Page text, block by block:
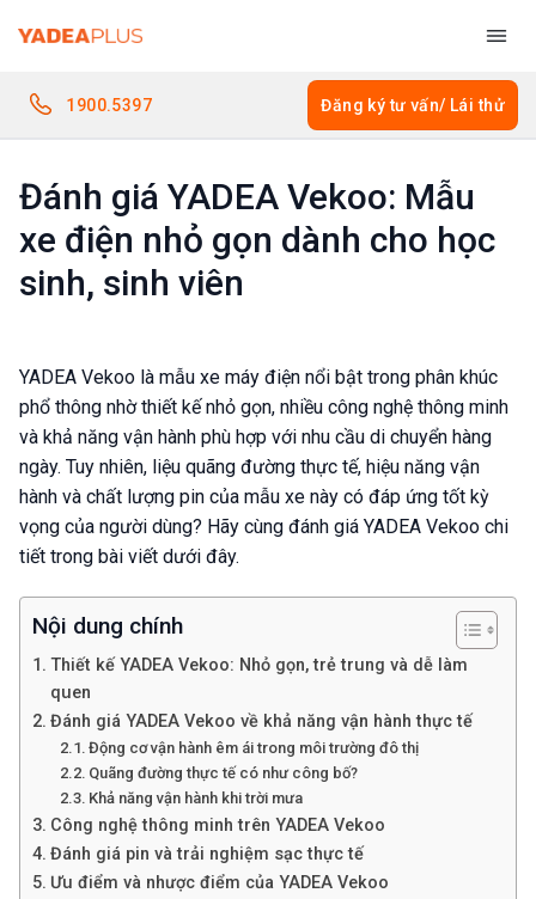
qua
dung
1900.5397 Đăng ký tư vấn/ Lái thử
Đánh giá YADEA Vekoo: Mẫu
xe điện nhỏ gọn dành cho học
sinh, sinh viên
YADEA Vekoo là mẫu xe máy điện nổi bật trong phân khúc
phổ thông nhờ thiết kế nhỏ gọn, nhiều công nghệ thông minh
và khả năng vận hành phù hợp với nhu cầu di chuyển hàng
ngày. Tuy nhiên, liệu quãng đường thực tế, hiệu năng vận
hành và chất lượng pin của mẫu xe này có đáp ứng tốt kỳ
vọng của người dùng? Hãy cùng đánh giá YADEA Vekoo chi
tiết trong bài viết dưới đây.
Nội dung chính
Thiết kế YADEA Vekoo: Nhỏ gọn, trẻ trung và dễ làm
quen
Đánh giá YADEA Vekoo về khả năng vận hành thực tế
Động cơ vận hành êm ái trong môi trường đô thị
Quãng đường thực tế có như công bố?
Khả năng vận hành khi trời mưa
Công nghệ thông minh trên YADEA Vekoo
Đánh giá pin và trải nghiệm sạc thực tế
Ưu điểm và nhược điểm của YADEA Vekoo